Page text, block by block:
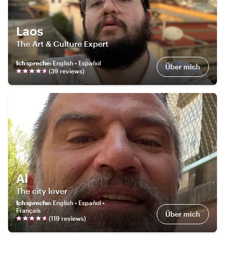
Laos
The Art & Culture Expert
Ich spreche: English • Español
(39 reviews) Über mich
Al
The city lover
Ich spreche: English • Español •
Français
(119 reviews) Über mich